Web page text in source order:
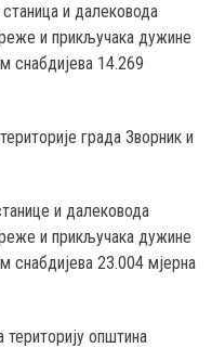
и далековода
и прикључака дужине
снабдијева 14.269
града Зворник и
и далековода
и прикључака дужине
снабдијева 23.004 мјерна
територију општина